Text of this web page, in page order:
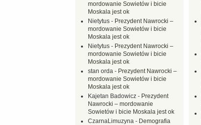
mordowanie Sowietów i bicie
Moskala jest ok
Nietytus - Prezydent Nawrocki –
mordowanie Sowietów i bicie
Moskala jest ok
Nietytus - Prezydent Nawrocki –
mordowanie Sowietów i bicie
Moskala jest ok
stan orda - Prezydent Nawrocki –
mordowanie Sowietów i bicie
Moskala jest ok
Kajetan Badowicz - Prezydent
Nawrocki – mordowanie
Sowietów i bicie Moskala jest ok
CzarnaLimuzyna - Demografia